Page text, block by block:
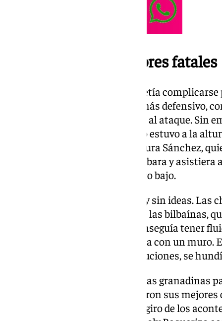
Un inicio torpe y errores fatales
Desde el inicio, el partido prometía
había optado por un esquema más defensivo,
seguridad atrás para poder salir al ataque. Sin
esta ocasión, las granadinas, no estuvo a la
minutos, un error grosero de Laura Sánchez,
peligrosa, permitió que Agote robara y asistiera
abrió el marcador con un disparo bajo.
El Granada se mostró nervioso y sin ideas. Las
superar la presión constante de las bilbaínas,
fallo rival. El equipo local no conseguía tener
cuando lo lograba, se encontraba con un
Granada, lejos de encontrar soluciones, se
A pesar del panorama adverso, las granadinas
primer gol. A balón parado llegaron sus
de Keefe que se fue alto y, en un giro de los